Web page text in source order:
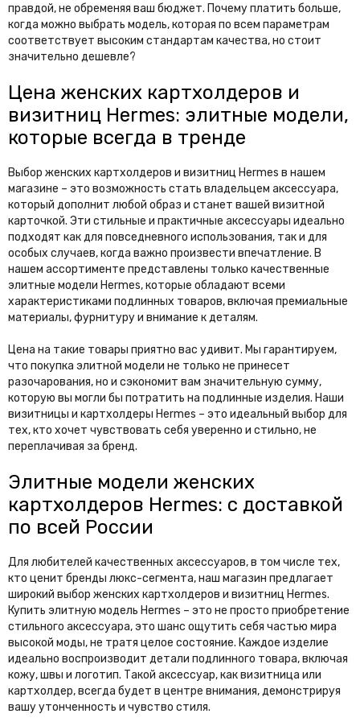
правдой, не обременяя ваш бюджет. Почему платить больше,
когда можно выбрать модель, которая по всем параметрам
соответствует высоким стандартам качества, но стоит
значительно дешевле?
Цена женских картхолдеров и
визитниц Hermes: элитные модели,
которые всегда в тренде
Выбор женских картхолдеров и визитниц Hermes в нашем
магазине – это возможность стать владельцем аксессуара,
который дополнит любой образ и станет вашей визитной
карточкой. Эти стильные и практичные аксессуары идеально
подходят как для повседневного использования, так и для
особых случаев, когда важно произвести впечатление. В
нашем ассортименте представлены только качественные
элитные модели Hermes, которые обладают всеми
характеристиками подлинных товаров, включая премиальные
материалы, фурнитуру и внимание к деталям.
Цена на такие товары приятно вас удивит. Мы гарантируем,
что покупка элитной модели не только не принесет
разочарования, но и сэкономит вам значительную сумму,
которую вы могли бы потратить на подлинные изделия. Наши
визитницы и картхолдеры Hermes – это идеальный выбор для
тех, кто хочет чувствовать себя уверенно и стильно, не
переплачивая за бренд.
Элитные модели женских
картхолдеров Hermes: с доставкой
по всей России
Для любителей качественных аксессуаров, в том числе тех,
кто ценит бренды люкс-сегмента, наш магазин предлагает
широкий выбор женских картхолдеров и визитниц Hermes.
Купить элитную модель Hermes – это не просто приобретение
стильного аксессуара, это шанс ощутить себя частью мира
высокой моды, не тратя целое состояние. Каждое изделие
идеально воспроизводит детали подлинного товара, включая
кожу, швы и логотип. Такой аксессуар, как визитница или
картхолдер, всегда будет в центре внимания, демонстрируя
вашу утонченность и чувство стиля.